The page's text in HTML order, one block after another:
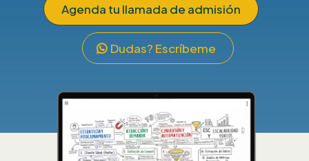
Agenda tu llamada de admisión
Dudas? Escríbeme